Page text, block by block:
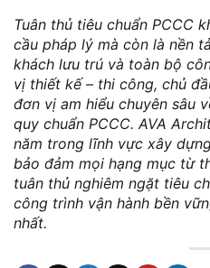
Tuân thủ tiêu chuẩn PCCC
cầu pháp lý mà còn là nền
khách lưu trú và toàn bộ
vị thiết kế – thi công, chủ
đơn vị am hiểu chuyên sâu
quy chuẩn PCCC. AVA
năm trong lĩnh vực xây
bảo đảm mọi hạng mục từ
tuân thủ nghiêm ngặt tiêu
công trình vận hành bền
nhất.